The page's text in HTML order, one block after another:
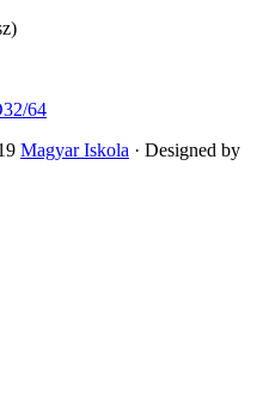
64
Magyar Iskola · Designed by